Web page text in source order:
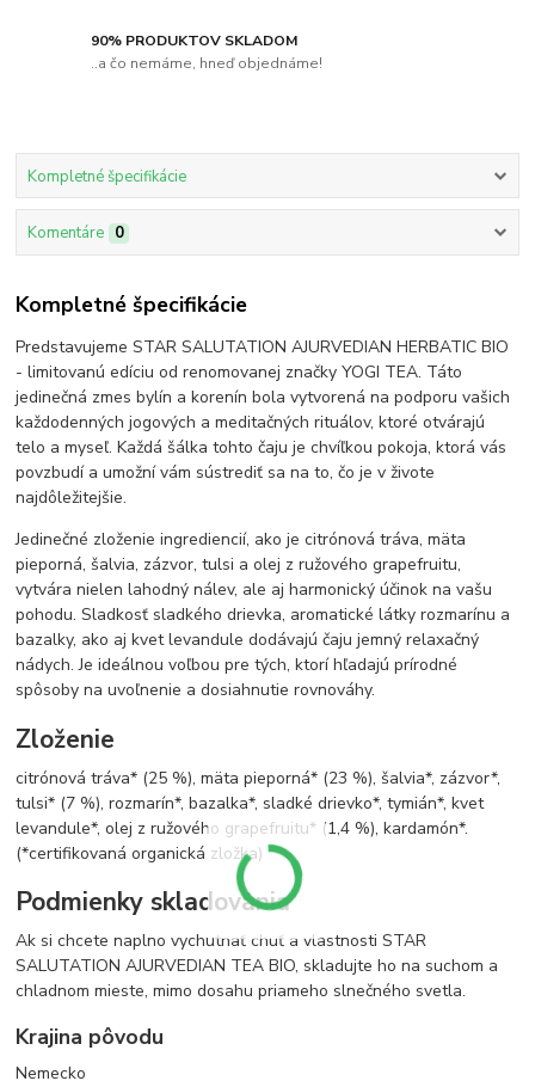
90% PRODUKTOV SKLADOM
..a čo nemáme, hneď objednáme!
Kompletné špecifikácie
Komentáre 0
Kompletné špecifikácie
Predstavujeme STAR SALUTATION AJURVEDIAN HERBATIC BIO
- limitovanú edíciu od renomovanej značky YOGI TEA. Táto
jedinečná zmes bylín a korenín bola vytvorená na podporu vašich
každodenných jogových a meditačných rituálov, ktoré otvárajú
telo a myseľ. Každá šálka tohto čaju je chvíľkou pokoja, ktorá vás
povzbudí a umožní vám sústrediť sa na to, čo je v živote
najdôležitejšie.
Jedinečné zloženie ingrediencií, ako je citrónová tráva, mäta
pieporná, šalvia, zázvor, tulsi a olej z ružového grapefruitu,
vytvára nielen lahodný nálev, ale aj harmonický účinok na vašu
pohodu. Sladkosť sladkého drievka, aromatické látky rozmarínu a
bazalky, ako aj kvet levandule dodávajú čaju jemný relaxačný
nádych. Je ideálnou voľbou pre tých, ktorí hľadajú prírodné
spôsoby na uvoľnenie a dosiahnutie rovnováhy.
Zloženie
citrónová tráva* (25 %), mäta pieporná* (23 %), šalvia*, zázvor*,
tulsi* (7 %), rozmarín*, bazalka*, sladké drievko*, tymián*, kvet
levandule*, olej z ružového grapefruitu* (1,4 %), kardamón*.
(*certifikovaná organická zložka)
Podmienky skladovania
Ak si chcete naplno vychutnať chuť a vlastnosti STAR
SALUTATION AJURVEDIAN TEA BIO, skladujte ho na suchom a
chladnom mieste, mimo dosahu priameho slnečného svetla.
Krajina pôvodu
Nemecko